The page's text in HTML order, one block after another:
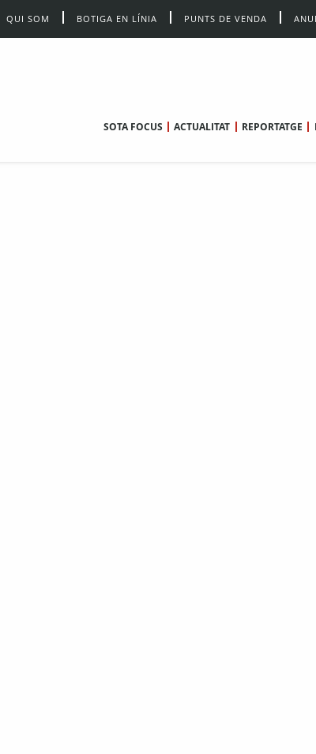
QUI SOM BOTIGA EN LÍNIA PUNTS DE VENDA
SOTA FOCUS ACTUALITAT REPORTATGE